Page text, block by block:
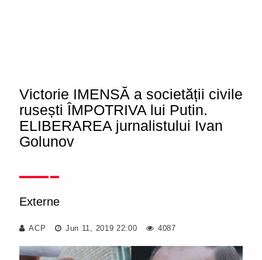
Victorie IMENSĂ a societății civile
rusești ÎMPOTRIVA lui Putin.
ELIBERAREA jurnalistului Ivan
Golunov
Externe
ACP Jun 11, 2019 22:00 4087